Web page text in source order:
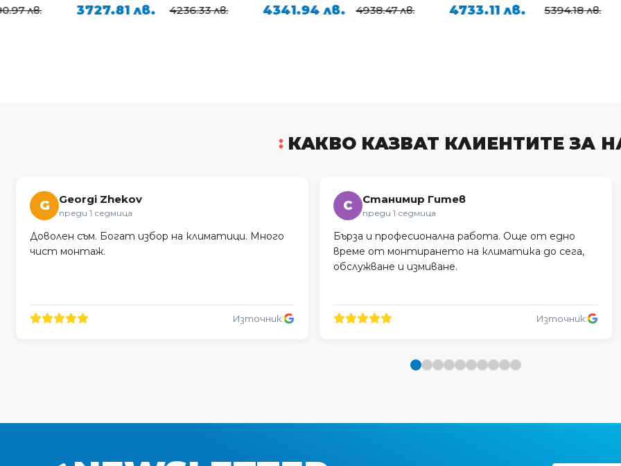
3727.81 лв. 4236.33 лв. 4341.94 лв. 4938.47 лв. 4733.11 лв. 5394.18 лв.
КАКВО КАЗВАТ КЛИЕНТИТЕ ЗА
G Georgi Zhekov
преди 1 седмица
Доволен съм. Богат избор на климатици. Много
чист монтаж.
Източник:
С Станимир Гитев
преди 1 седмица
Бърза и професионална работа. Още от едно
време от монтирането на климатика до сега,
обслужване и измиване.
Източник: